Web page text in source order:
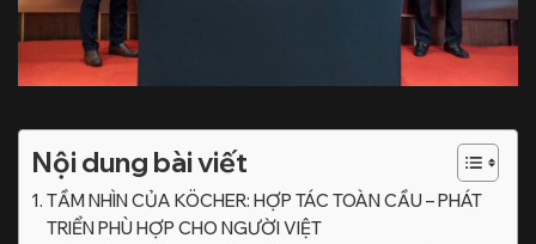
Nội dung bài viết
TẦM NHÌN CỦA KÖCHER: HỢP TÁC TOÀN CẦU – PHÁT
TRIỂN PHÙ HỢP CHO NGƯỜI VIỆT